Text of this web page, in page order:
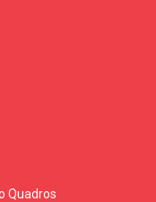
Quadros